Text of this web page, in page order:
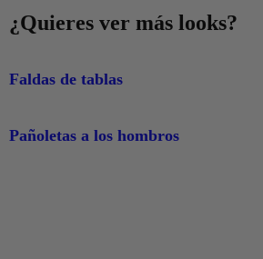
¿Quieres ver más looks?
Faldas de tablas
Pañoletas a los hombros